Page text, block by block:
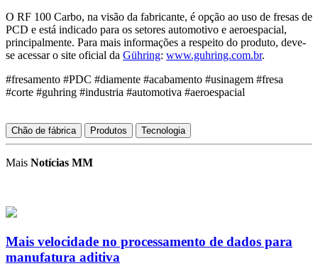
O RF 100 Carbo, na visão da fabricante, é opção ao uso de fresas de
PCD e está indicado para os setores automotivo e aeroespacial,
principalmente. Para mais informações a respeito do produto, deve-
se acessar o site oficial da Gühring: www.guhring.com.br.
#fresamento #PDC #diamente #acabamento #usinagem #fresa
#corte #guhring #industria #automotiva #aeroespacial
Chão de fábrica Produtos Tecnologia
Mais Notícias MM
Mais velocidade no processamento de dados para
manufatura aditiva